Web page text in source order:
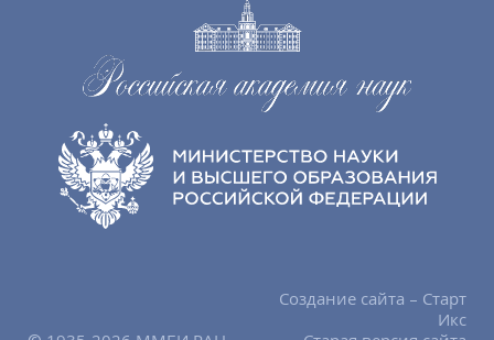
Создание сайта – Старт
Икс